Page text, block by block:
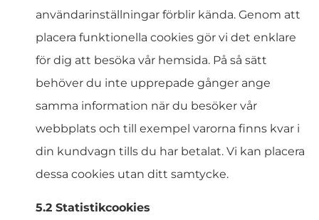
användarinställningar förblir kända. Genom att
placera funktionella cookies gör vi det enklare
för dig att besöka vår hemsida. På så sätt
behöver du inte upprepade gånger ange
samma information när du besöker vår
webbplats och till exempel varorna finns kvar i
din kundvagn tills du har betalat. Vi kan placera
dessa cookies utan ditt samtycke.
5.2 Statistikcookies